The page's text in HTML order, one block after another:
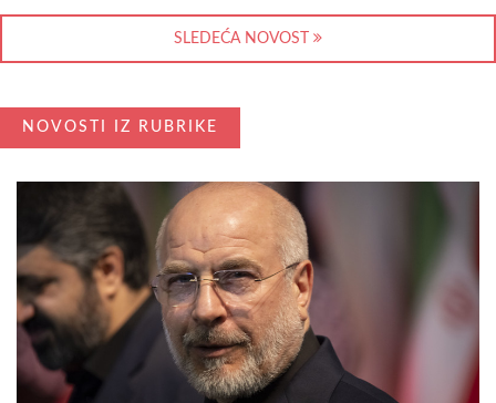
SLEDEĆA NOVOST
NOVOSTI IZ RUBRIKE